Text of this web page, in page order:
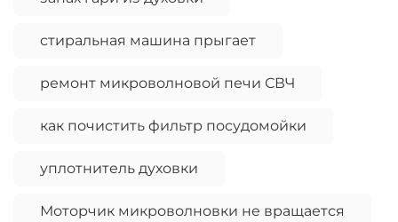
стиральная машина прыгает
ремонт микроволновой печи СВЧ
как почистить фильтр посудомойки
уплотнитель духовки
Моторчик микроволновки не вращается